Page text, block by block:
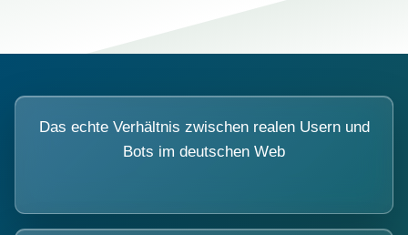
Das echte Verhältnis zwischen realen Usern und
Bots im deutschen Web